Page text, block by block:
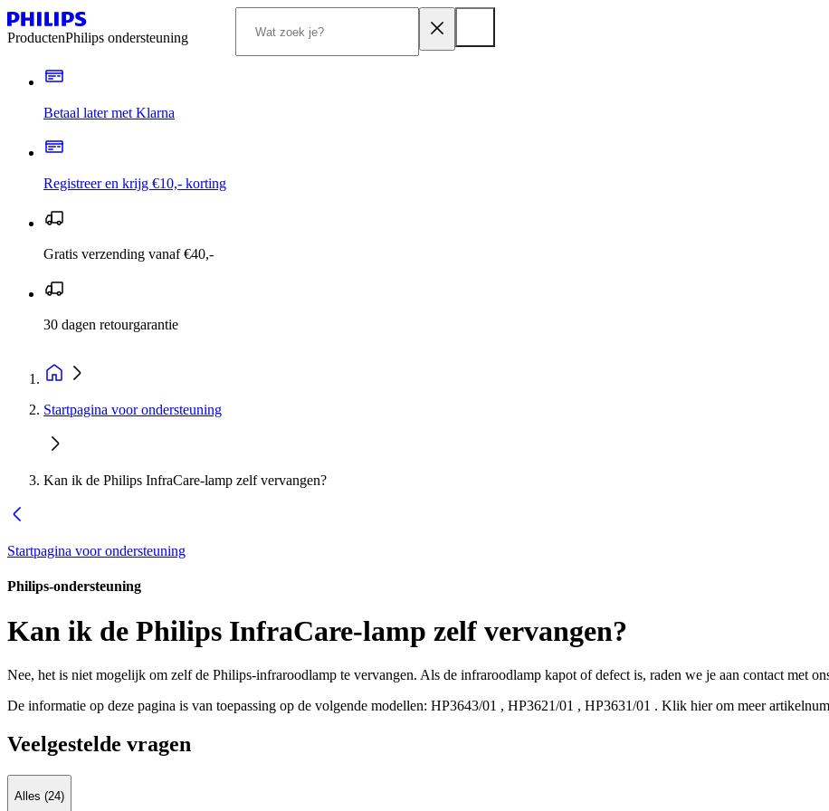
ProductenPhilips ondersteuning
Betaal later met Klarna
Registreer en krijg €10,- korting
Gratis verzending vanaf €40,-
30 dagen retourgarantie
Startpagina voor ondersteuning
Kan ik de Philips InfraCare-lamp zelf vervangen?
Startpagina voor ondersteuning
Philips-ondersteuning
Kan ik de Philips InfraCare-lamp zelf vervangen?
Nee, het is niet mogelijk om zelf de Philips-infraroodlamp te vervangen. Als de infraroodlamp kapot of defect is, raden we je aan contact met
De informatie op deze pagina is van toepassing op de volgende modellen: HP3643/01 , HP3621/01 , HP3631/01 . Klik hier om meer
Veelgestelde vragen
Alles (24)